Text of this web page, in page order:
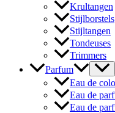
Krultangen
Stijlborstels
Stijltangen
Tondeuses
Trimmers
Parfum
Eau de
Eau de
Eau de